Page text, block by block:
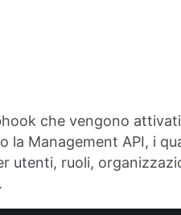
che vengono
Management API, i
utenti, ruoli,
.